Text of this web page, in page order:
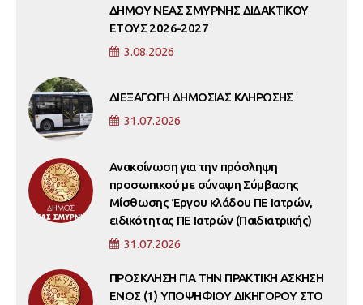
ΔΗΜΟΥ ΝΕΑΣ ΣΜΥΡΝΗΣ ΔΙΔΑΚΤΙΚΟΥ
ΕΤΟΥΣ 2026-2027
3.08.2026
ΔΙΕΞΑΓΩΓΗ ΔΗΜΟΣΙΑΣ ΚΛΗΡΩΣΗΣ
31.07.2026
Ανακοίνωση για την πρόσληψη
προσωπικού με σύναψη Σύμβασης
Μίσθωσης Έργου κλάδου ΠΕ Ιατρών,
ειδικότητας ΠΕ Ιατρών (Παιδιατρικής)
31.07.2026
ΠΡΟΣΚΛΗΣΗ ΓΙΑ ΤΗΝ ΠΡΑΚΤΙΚΗ ΑΣΚΗΣΗ
ΕΝΟΣ (1) ΥΠΟΨΗΦΙΟΥ ΔΙΚΗΓΟΡΟΥ ΣΤΟ